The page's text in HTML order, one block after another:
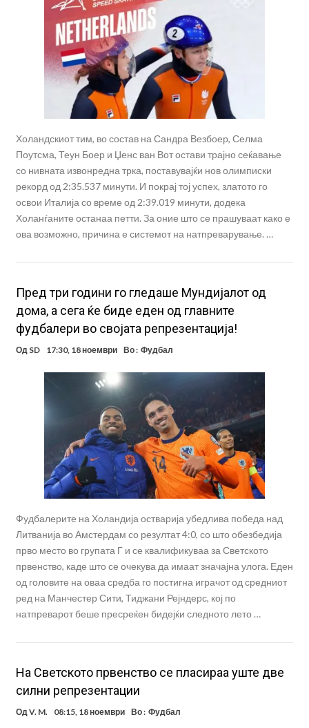
Холандскиот тим, во состав на Сандра Везбоер, Селма
Поутсма, Теун Боер и Џенс ван Вот остави трајно сеќавање
со нивната извонредна трка, поставувајќи нов олимписки
рекорд од 2:35.537 минути. И покрај тој успех, златото го
освои Италија со време од 2:39.019 минути, додека
Холанѓаните останаа петти. За оние што се прашуваат како е
ова возможно, причина е системот на натпреварување. …
Пред три години го гледаше Мундијалот од
дома, а сега ќе биде еден од главните
фудбалери во својата репрезентација!
Од SD 17:30, 18 ноември Во : Фудбал
Фудбалерите на Холандија остварија убедлива победа над
Литванија во Амстердам со резултат 4:0, со што обезбедија
прво место во групата Г и се квалификуваа за Светското
првенство, каде што се очекува да имаат значајна улога. Еден
од головите на оваа средба го постигна играчот од средниот
ред на Манчестер Сити, Тиджани Рејндерс, кој по
натпреварот беше пресреќен бидејќи следното лето …
На Светското првенство се пласираа уште две
силни репрезентации
ОдV. M. 08:15, 18 ноември Во : Фудбал